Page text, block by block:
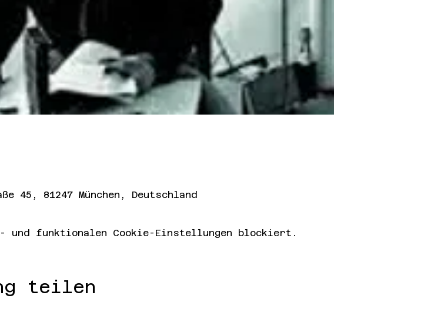
45, 81247 München, Deutschland
und funktionalen Cookie-Einstellungen blockiert.
teilen